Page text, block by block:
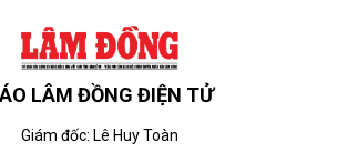
LÂM ĐỒNG ĐIỆN TỬ
Giám đốc: Lê Huy Toàn